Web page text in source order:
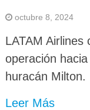
octubre 8, 2024
LATAM Airlines
operación
huracán Milton.
Leer Más